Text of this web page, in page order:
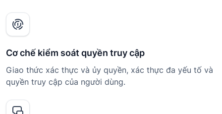
Cơ chế kiểm soát quyền truy cập
Giao thức xác thực và ủy quyền, xác thực đa yếu tố và
quyền truy cập của người dùng.